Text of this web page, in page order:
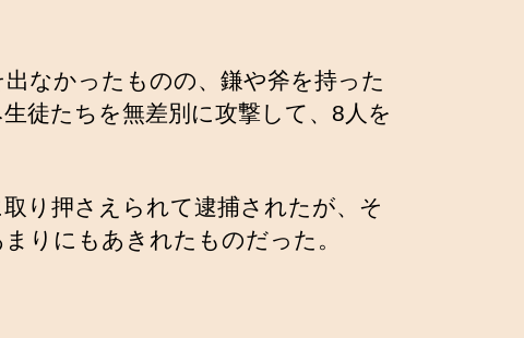
なかったものの、鎌や斧を持った
徒たちを無差別に攻撃して、8人を
り押さえられて逮捕されたが、そ
りにもあきれたものだった。